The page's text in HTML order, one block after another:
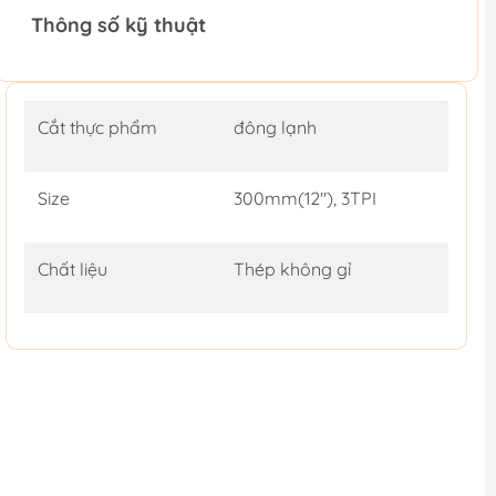
Thông số kỹ thuật
Cắt thực phẩm đông lạnh
Size 300mm(12"), 3TPI
Chất liệu Thép không gỉ